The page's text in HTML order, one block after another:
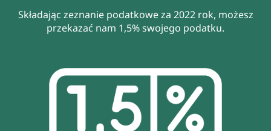
Składając zeznanie podatkowe za 2022 rok, możesz
przekazać nam 1,5% swojego podatku.